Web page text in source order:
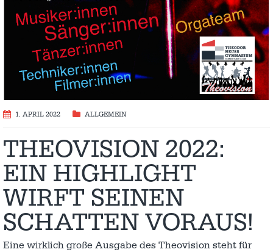
1. APRIL 2022 ALLGEMEIN
THEOVISION 2022:
EIN HIGHLIGHT
WIRFT SEINEN
SCHATTEN VORAUS!
Eine wirklich große Ausgabe des Theovision steht für